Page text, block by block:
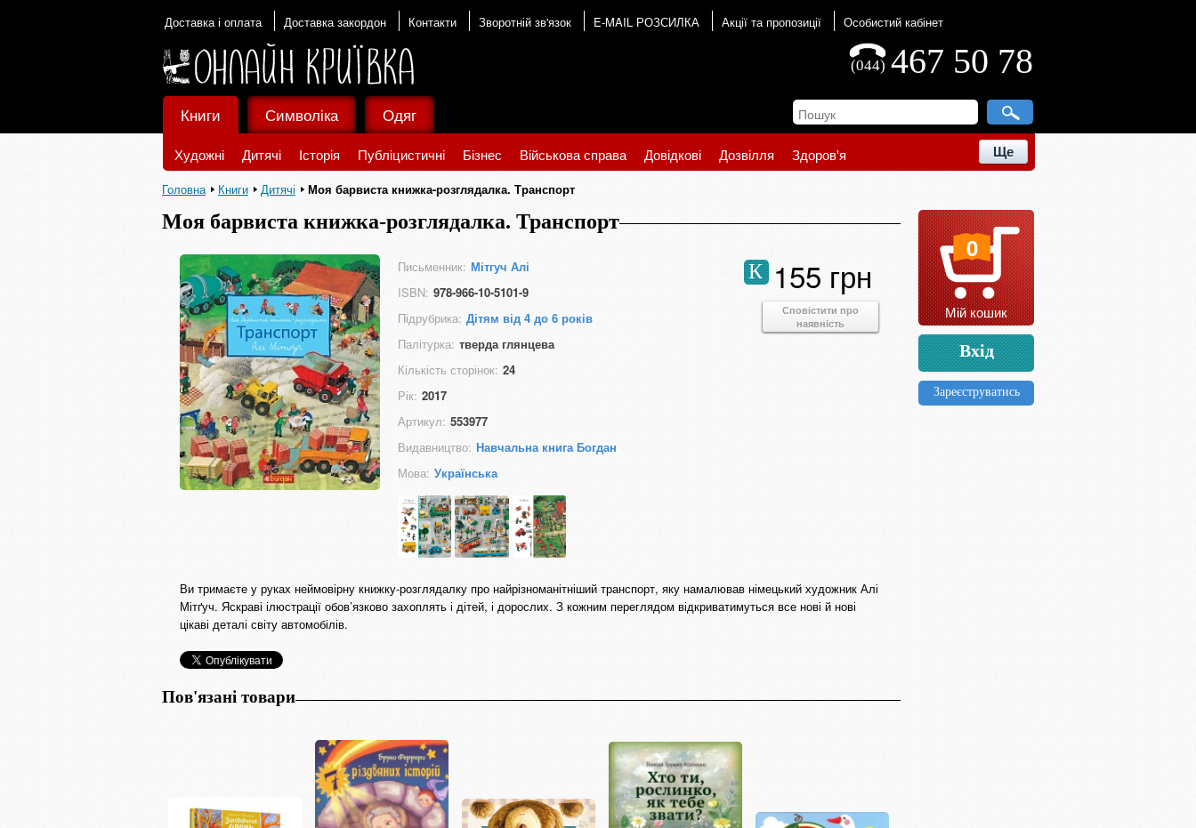
Доставка і оплата Доставка закордон Контакти Зворотній зв'язок E-MAIL РОЗСИЛКА Акції та пропозиції Особистий кабінет
467 50 78
(044)
Книги
Художні Дитячі Історія Публіцистичні Бізнес Військова справа Довідкові Дозвілля Здоров'я Ще
Символіка Одяг
Головна Книги Дитячі Моя барвиста книжка-розглядалка. Транспорт
Моя барвиста книжка-розглядалка. Транспорт
Письменник: Мітгуч Алі
ISBN: 978-966-10-5101-9
Підрубрика: Дітям від 4 до 6 років
Палітурка: тверда глянцева
Кількість сторінок: 24
Рік: 2017
Артикул: 553977
Видавництво: Навчальна книга Богдан
Мова: Українська
155 грн
К
Сповістити про
наявність
Ви тримаєте у руках неймовірну книжку-розглядалку про найрізноманітніший транспорт, яку намалював німецький художник Алі
Мітґуч. Яскраві ілюстрації обов’язково захоплять і дітей, і дорослих. З кожним переглядом відкриватимуться все нові й нові
цікаві деталі світу автомобілів.
Пов'язані товари
0
Мій кошик
Вхід
Зареєструватись